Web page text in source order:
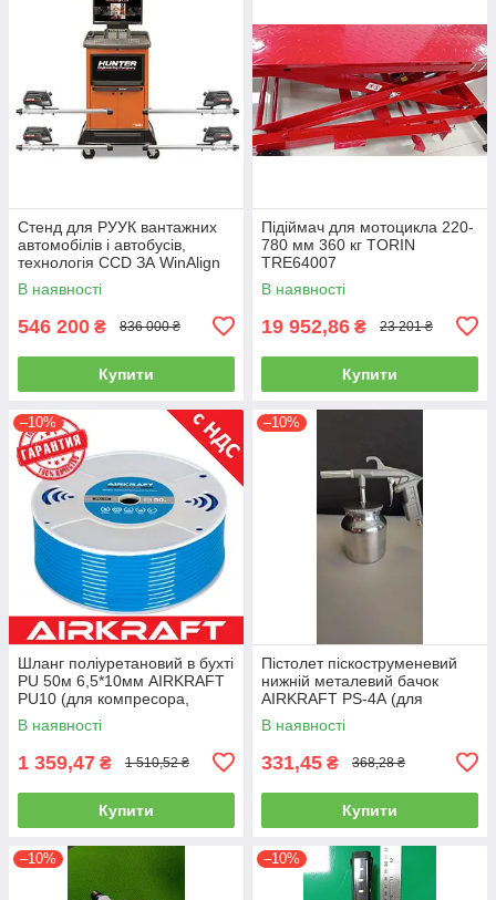
Стенд для РУУК вантажних
автомобілів і автобусів,
технологія CCD ЗА WinAlign
HUNTER WA510E-DSP740T
В наявності
546 200 ₴ 836 000 ₴
Купити
Підіймач для мотоцикла 220-
780 мм 360 кг TORIN
TRE64007
В наявності
19 952,86 ₴ 23 201 ₴
Купити
–10%
Шланг поліуретановий в бухті
PU 50м 6,5*10мм AIRKRAFT
PU10 (для компресора,
пневматичний, повітряний)
В наявності
1 359,47 ₴ 1 510,52 ₴
Купити
–10%
Пістолет піскоструменевий
нижній металевий бачок
AIRKRAFT PS-4А (для
розпилення, нагнітання,
пневмопістолет)
В наявності
331,45 ₴ 368,28 ₴
Купити
–10% –10%